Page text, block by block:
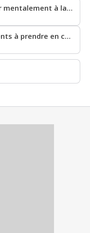
Se préparer mentalement à la retraite
Sept éléments à prendre en considération lorsque l’on envisage de s’installer en résidence